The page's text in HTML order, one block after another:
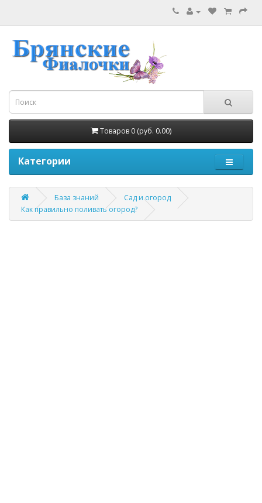
Товаров 0 (руб. 0.00)
Категории
База знаний
Сад и огород
Как правильно поливать огород?